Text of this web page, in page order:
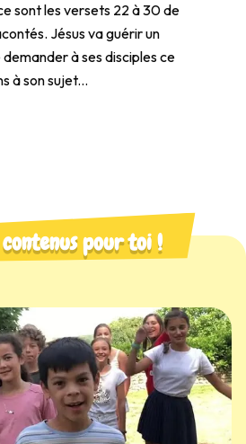
sont les versets 22 à 30 de
Jésus va guérir un
à ses disciples ce
à son sujet...
pour toi !